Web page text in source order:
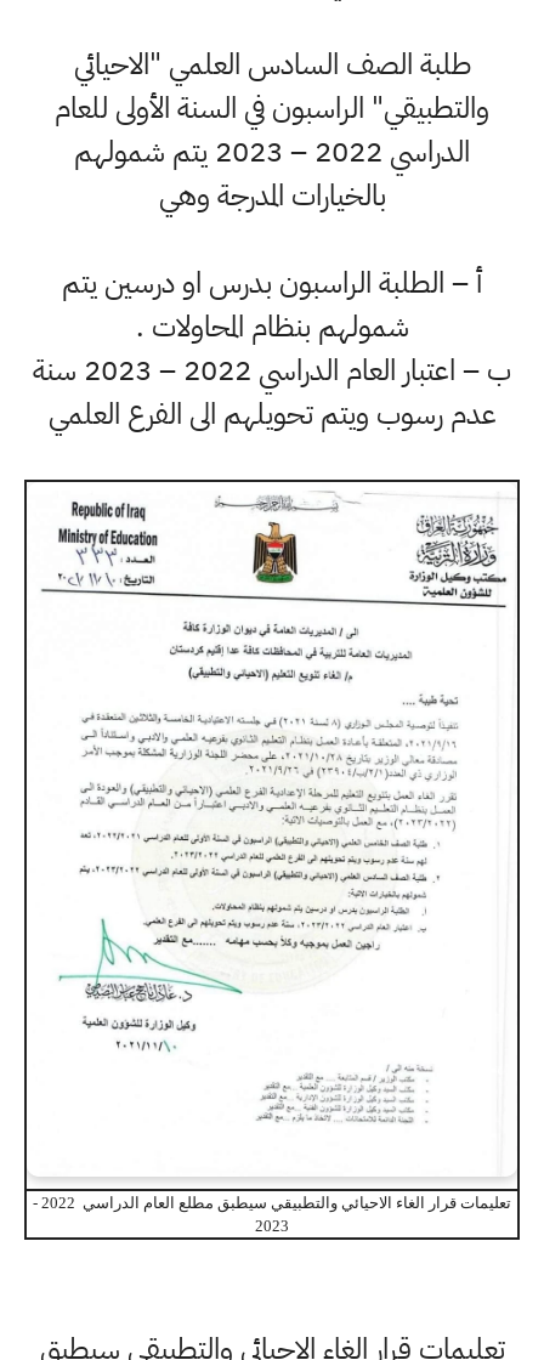
طلبة الصف السادس العلمي "الاحيائي
والتطبيقي" الراسبون في السنة الأولى للعام
الدراسي 2022 – 2023 يتم شمولهم
بالخيارات المدرجة وهي
أ – الطلبة الراسبون بدرس او درسين يتم
شمولهم بنظام المحاولات .
ب – اعتبار العام الدراسي 2022 – 2023 سنة
عدم رسوب ويتم تحويلهم الى الفرع العلمي
تعليمات قرار الغاء الاحيائي والتطبيقي سيطبق مطلع العام الدراسي 2022 -
2023
تعليمات قرار الغاء الاحيائي والتطبيقي سيطبق